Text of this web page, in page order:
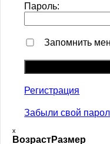
Пароль:
Запомнить
Регистрация
Забыли свой
ₓ
ВозрастРазмер